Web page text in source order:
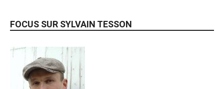
FOCUS SUR SYLVAIN TESSON